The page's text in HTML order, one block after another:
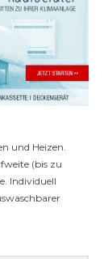
und Heizen.
(bis zu
Individuell